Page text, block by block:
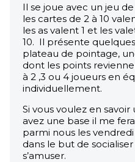
Il se joue avec un jeu
les cartes de 2 à 10
les as valent 1 et les
10. Il présente
plateau de pointage,
dont les points
à 2 ,3 ou 4 joueurs en
individuellement.
Si vous voulez en
avez une base il me
parmi nous les
dans le but de
s’amuser.